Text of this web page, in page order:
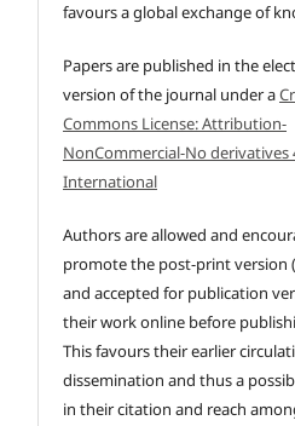
favours a global exchange of
Papers are published in the
version of the journal under a
Commons License: Attribution-
NonCommercial-No derivatives
International
Authors are allowed and
promote the post-print version
and accepted for publication
their work online before
This favours their earlier
dissemination and thus a
in their citation and reach